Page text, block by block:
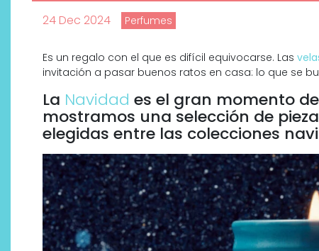
24 Dec 2024 Perfumes
Es un regalo con el que es difícil equivocarse. Las
invitación a pasar buenos ratos en casa: lo que se
La Navidad es el gran momento
mostramos una selección de
elegidas entre las colecciones